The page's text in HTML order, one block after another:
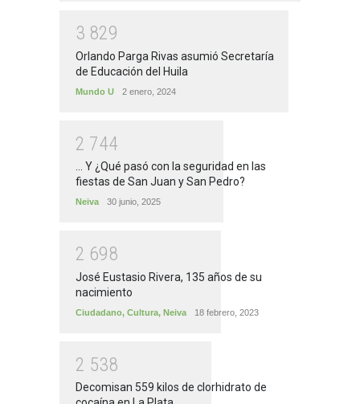
3 829
Orlando Parga Rivas asumió Secretaría
de Educación del Huila
Mundo U 2 enero, 2024
2 744
... Y ¿Qué pasó con la seguridad en las
fiestas de San Juan y San Pedro?
Neiva 30 junio, 2025
2 698
José Eustasio Rivera, 135 años de su
nacimiento
Ciudadano, Cultura, Neiva 18 febrero, 2023
2 538
Decomisan 559 kilos de clorhidrato de